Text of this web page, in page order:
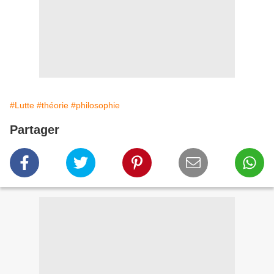
#Lutte #théorie #philosophie
Partager